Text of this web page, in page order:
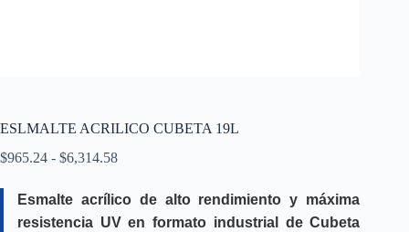
ESLMALTE ACRILICO CUBETA 19L
$965.24 - $6,314.58Rango
precios:
desde
$965.24
Esmalte acrílico de alto rendimiento y máxima
resistencia UV en formato industrial de Cubeta